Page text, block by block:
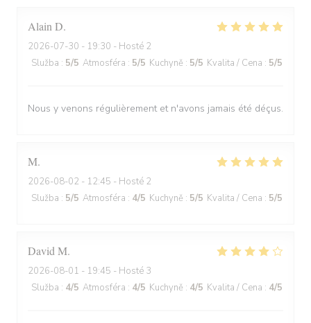
Alain D
2026-07-30 - 19:30 - Hosté 2
Služba : 5/5 Atmosféra : 5/5 Kuchyně : 5/5 Kvalita / Cena : 5/5
Nous y venons régulièrement et n'avons jamais été déçus.
M
2026-08-02 - 12:45 - Hosté 2
Služba : 5/5 Atmosféra : 4/5 Kuchyně : 5/5 Kvalita / Cena : 5/5
David M
2026-08-01 - 19:45 - Hosté 3
Služba : 4/5 Atmosféra : 4/5 Kuchyně : 4/5 Kvalita / Cena : 4/5